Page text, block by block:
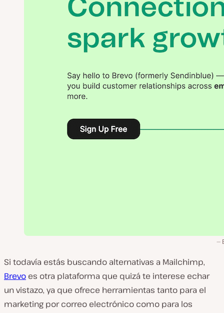
Si todavía estás buscando alternativas a Mailchimp,
Brevo es otra plataforma que quizá te interese echar
un vistazo, ya que ofrece herramientas tanto para el
marketing por correo electrónico como para los